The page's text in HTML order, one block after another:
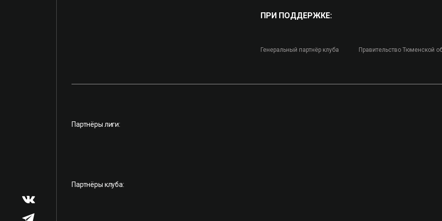
ПРИ ПОДДЕРЖКЕ:
Генеральный партнёр клуба Правительство Тюменской
Партнёры лиги:
Партнёры клуба: